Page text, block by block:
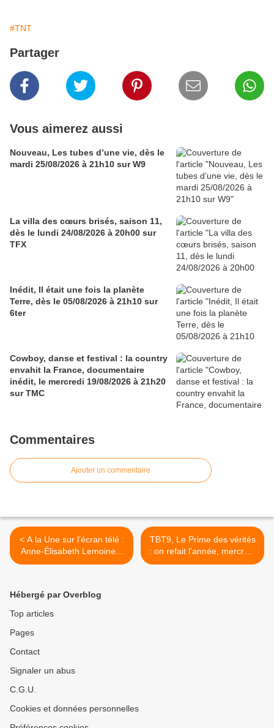
#TNT
Partager
Vous aimerez aussi
Nouveau, Les tubes d’une vie, dès le
mardi 25/08/2026 à 21h10 sur W9
La villa des cœurs brisés, saison 11,
dès le lundi 24/08/2026 à 20h00 sur
TFX
Inédit, Il était une fois la planète
Terre, dès le 05/08/2026 à 21h10 sur
6ter
Cowboy, danse et festival : la country
envahit la France, documentaire
inédit, le mercredi 19/08/2026 à 21h20
sur TMC
Commentaires
Ajouter un commentaire
< A la Une sur l’écran télé :
Anne-Élisabeth Lemoine à
Télématin ?, Fr3 arrête A
Toussaint
TBT9, Le Prime des vérités
: on refait l'année, mercredi
10/06/2026 à 21h15 sur W9
Hébergé par Overblog
Top articles
Pages
Contact
Signaler un abus
C.G.U.
Cookies et données personnelles